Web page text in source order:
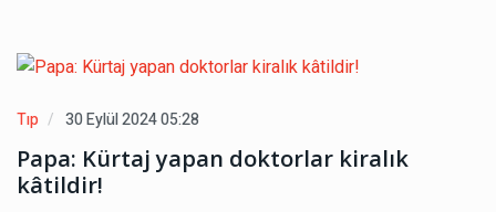
Tıp 30 Eylül 2024 05:28
Papa: Kürtaj yapan doktorlar kiralık
kâtildir!